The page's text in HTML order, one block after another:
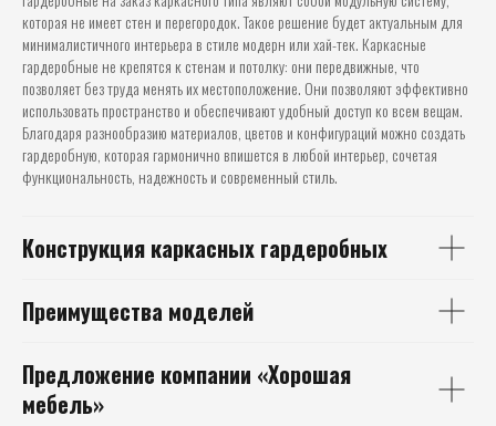
которая не имеет стен и перегородок. Такое решение будет актуальным для
минималистичного интерьера в стиле модерн или хай-тек. Каркасные
гардеробные не крепятся к стенам и потолку: они передвижные, что
позволяет без труда менять их местоположение. Они позволяют эффективно
использовать пространство и обеспечивают удобный доступ ко всем вещам.
Благодаря разнообразию материалов, цветов и конфигураций можно создать
гардеробную, которая гармонично впишется в любой интерьер, сочетая
функциональность, надежность и современный стиль.
Конструкция каркасных гардеробных
Преимущества моделей
Предложение компании «Хорошая
мебель»